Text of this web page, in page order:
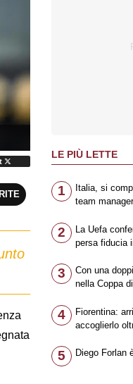
LE PIÙ LETTE
1
Italia, si
team
2
La Uefa
persa fiducia
3
Con una
nella Coppa
4
Fiorentina:
accoglierlo
5 Diego Forlan